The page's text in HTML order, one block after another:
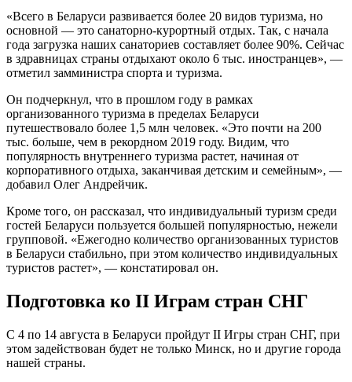
«Всего в Беларуси развивается более 20 видов туризма, но
основной — это санаторно-курортный отдых. Так, с начала
года загрузка наших санаториев составляет более 90%. Сейчас
в здравницах страны отдыхают около 6 тыс. иностранцев», —
отметил замминистра спорта и туризма.
Он подчеркнул, что в прошлом году в рамках
организованного туризма в пределах Беларуси
путешествовало более 1,5 млн человек. «Это почти на 200
тыс. больше, чем в рекордном 2019 году. Видим, что
популярность внутреннего туризма растет, начиная от
корпоративного отдыха, заканчивая детским и семейным», —
добавил Олег Андрейчик.
Кроме того, он рассказал, что индивидуальный туризм среди
гостей Беларуси пользуется большей популярностью, нежели
групповой. «Ежегодно количество организованных туристов
в Беларуси стабильно, при этом количество индивидуальных
туристов растет», — констатировал он.
Подготовка ко II Играм стран СНГ
С 4 по 14 августа в Беларуси пройдут II Игры стран СНГ, при
этом задействован будет не только Минск, но и другие города
нашей страны.